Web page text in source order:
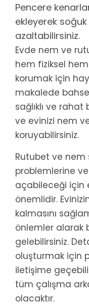
Pencere
ekleyerek soğuk
azaltabilirsiniz.
Evde nem ve
hem fiziksel hem
korumak için
makalede
sağlıklı ve
ve evinizi nem
koruyabilirsiniz.
Rutubet ve nem
problemlerine
açabileceği için
önemlidir.
kalmasını
önlemler alarak
gelebilirsiniz.
oluşturmak için
iletişime
tüm çalışma
olacaktır.